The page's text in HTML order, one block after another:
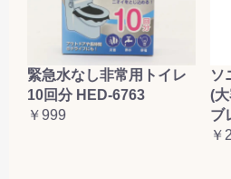
緊急水なし非常用トイレ
10回分 HED-6763
￥999
ソ
(
ブ
￥